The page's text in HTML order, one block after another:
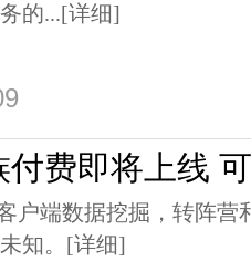
的...[详细]
费即将上线
户端数据挖掘，转阵营
知。 [详细]